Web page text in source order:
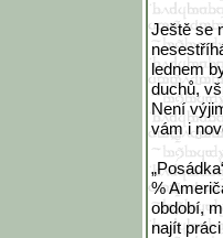
Ještě se
lednem
duchů,
Není
vám i
%
období,
najít